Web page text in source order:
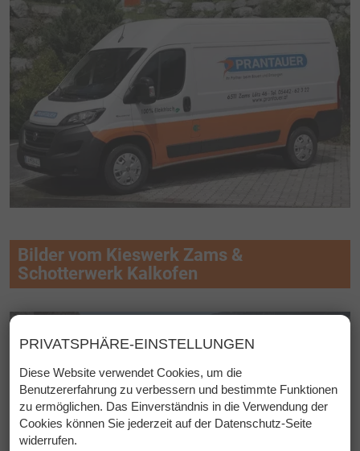
PRIVATSPHÄRE-EINSTELLUNGEN
Diese Website verwendet Cookies, um die
Benutzererfahrung zu verbessern und bestimmte Funktionen
zu ermöglichen. Das Einverständnis in die Verwendung der
Cookies können Sie jederzeit auf der Datenschutz-Seite
widerrufen.
Bilder vom Kieswerk Zams &
Schotterwerk Kalkofen